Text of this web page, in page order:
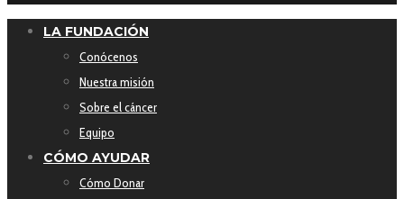
LA FUNDACIÓN
Conócenos
Nuestra misión
Sobre el cáncer
Equipo
CÓMO AYUDAR
Cómo Donar